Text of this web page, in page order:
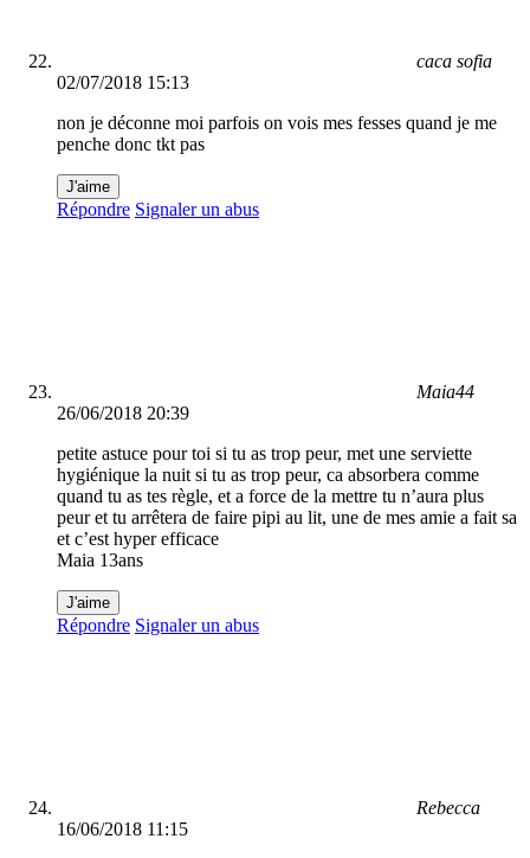
caca sofia
02/07/2018 15:13
non je déconne moi parfois on vois mes fesses quand je me
penche donc tkt pas
J'aime
Répondre Signaler un abus
Maia44
26/06/2018 20:39
petite astuce pour toi si tu as trop peur, met une serviette
hygiénique la nuit si tu as trop peur, ca absorbera comme
quand tu as tes règle, et a force de la mettre tu n’aura plus
peur et tu arrêtera de faire pipi au lit, une de mes amie a fait sa
et c’est hyper efficace
Maia 13ans
J'aime
Répondre Signaler un abus
Rebecca
16/06/2018 11:15